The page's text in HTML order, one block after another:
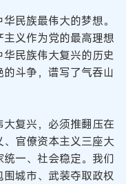
民族最伟大的梦想。
义作为党的最高理想
民族伟大复兴的历史
斗争，谱写了气吞山
复兴，必须推翻压在
官僚资本主义三座大
一、社会稳定。我们
城市、武装夺取政权